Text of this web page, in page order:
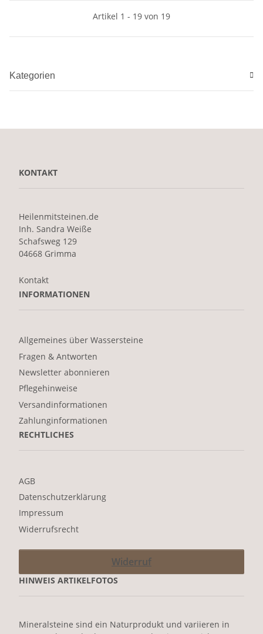
Artikel 1 - 19 von 19
Kategorien
KONTAKT
Heilenmitsteinen.de
Inh. Sandra Weiße
Schafsweg 129
04668 Grimma
Kontakt
INFORMATIONEN
Allgemeines über Wassersteine
Fragen & Antworten
Newsletter abonnieren
Pflegehinweise
Versandinformationen
Zahlunginformationen
RECHTLICHES
AGB
Datenschutzerklärung
Impressum
Widerrufsrecht
Widerruf
HINWEIS ARTIKELFOTOS
Mineralsteine sind ein Naturprodukt und variieren in